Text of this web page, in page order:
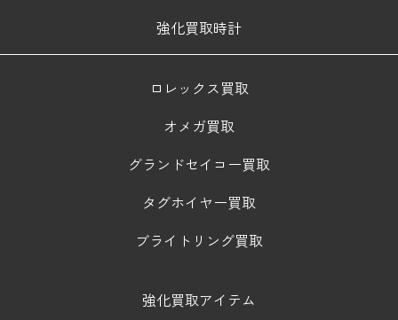
強化買取時計
ロレックス買取
オメガ買取
グランドセイコー買取
タグホイヤー買取
ブライトリング買取
強化買取アイテム